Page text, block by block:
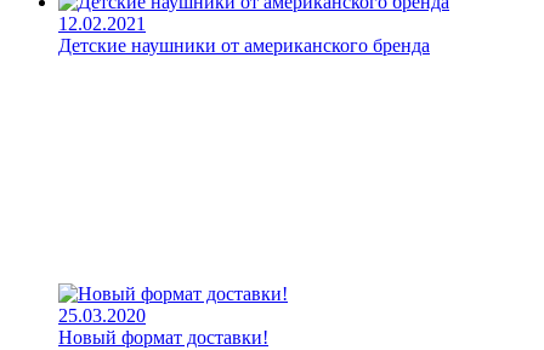
12.02.2021
Детские наушники от американского бренда
25.03.2020
Новый формат доставки!